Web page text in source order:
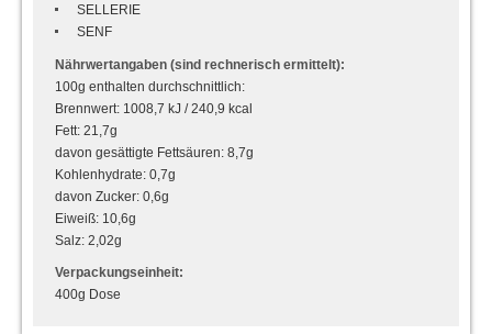
SELLERIE
SENF
Nährwertangaben (sind rechnerisch ermittelt):
100g enthalten durchschnittlich:
Brennwert: 1008,7 kJ / 240,9 kcal
Fett: 21,7g
davon gesättigte Fettsäuren: 8,7g
Kohlenhydrate: 0,7g
davon Zucker: 0,6g
Eiweiß: 10,6g
Salz: 2,02g
Verpackungseinheit:
400g Dose